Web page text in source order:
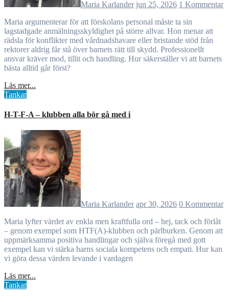
Maria Karlander jun 25, 2026 1 Kommentar
Maria argumenterar för att förskolans personal måste ta sin
lagstadgade anmälningsskyldighet på större allvar. Hon menar att
rädsla för konflikter med vårdnadshavare eller bristande stöd från
rektorer aldrig får stå över barnets rätt till skydd. Professionellt
ansvar kräver mod, tillit och handling. Hur säkerställer vi att barnets
bästa alltid går först?
Läs mer...
Tankar
H-T-F-A – klubben alla bör gå med i
Maria Karlander apr 30, 2026 0 Kommentar
Maria lyfter värdet av enkla men kraftfulla ord – hej, tack och förlåt
– genom exempel som HTF(A)-klubben och pärlburken. Genom att
uppmärksamma positiva handlingar och själva föregå med gott
exempel kan vi stärka barns sociala kompetens och empati. Hur kan
vi göra dessa värden levande i vardagen
Läs mer...
Tankar